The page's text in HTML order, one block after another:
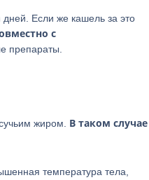
Если же кашель за это
с
препараты.
жиром. В таком случае
температура тела,